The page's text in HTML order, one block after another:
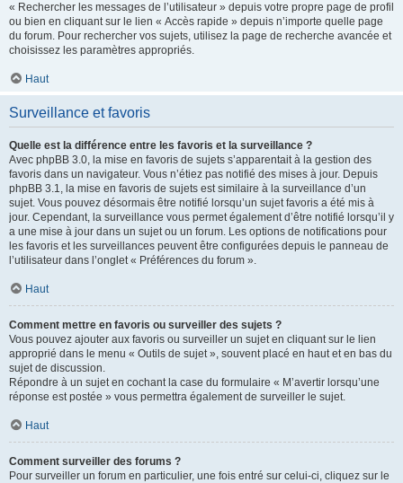
« Rechercher les messages de l’utilisateur » depuis votre propre page de profil
ou bien en cliquant sur le lien « Accès rapide » depuis n’importe quelle page
du forum. Pour rechercher vos sujets, utilisez la page de recherche avancée et
choisissez les paramètres appropriés.
Haut
Surveillance et favoris
Quelle est la différence entre les favoris et la surveillance ?
Avec phpBB 3.0, la mise en favoris de sujets s’apparentait à la gestion des
favoris dans un navigateur. Vous n’étiez pas notifié des mises à jour. Depuis
phpBB 3.1, la mise en favoris de sujets est similaire à la surveillance d’un
sujet. Vous pouvez désormais être notifié lorsqu’un sujet favoris a été mis à
jour. Cependant, la surveillance vous permet également d’être notifié lorsqu’il y
a une mise à jour dans un sujet ou un forum. Les options de notifications pour
les favoris et les surveillances peuvent être configurées depuis le panneau de
l’utilisateur dans l’onglet « Préférences du forum ».
Haut
Comment mettre en favoris ou surveiller des sujets ?
Vous pouvez ajouter aux favoris ou surveiller un sujet en cliquant sur le lien
approprié dans le menu « Outils de sujet », souvent placé en haut et en bas du
sujet de discussion.
Répondre à un sujet en cochant la case du formulaire « M’avertir lorsqu’une
réponse est postée » vous permettra également de surveiller le sujet.
Haut
Comment surveiller des forums ?
Pour surveiller un forum en particulier, une fois entré sur celui-ci, cliquez sur le